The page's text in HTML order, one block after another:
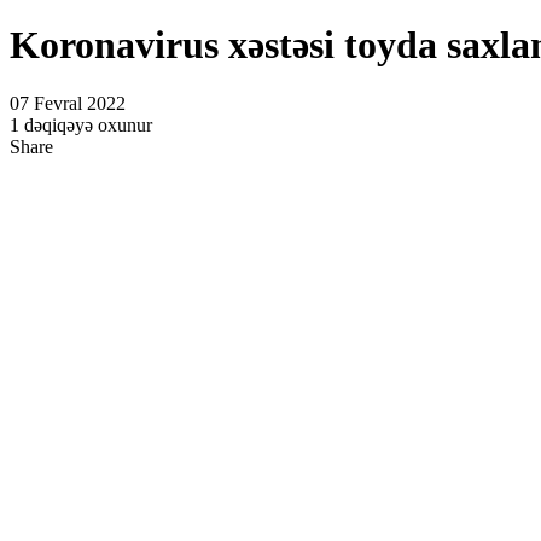
Koronavirus xəstəsi toyda
07 Fevral 2022
1 dəqiqəyə oxunur
Share